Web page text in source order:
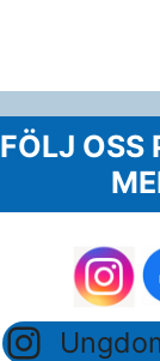
FÖLJ OSS